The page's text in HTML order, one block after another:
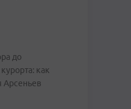
до
как
Арсеньев